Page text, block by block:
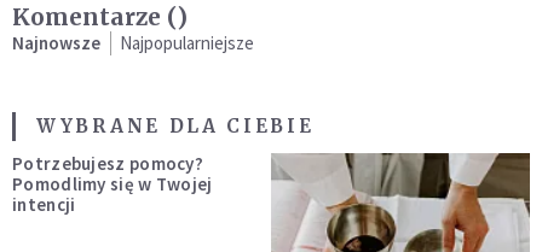
Komentarze ()
Najnowsze Najpopularniejsze
WYBRANE DLA CIEBIE
Potrzebujesz pomocy?
Pomodlimy się w Twojej
intencji